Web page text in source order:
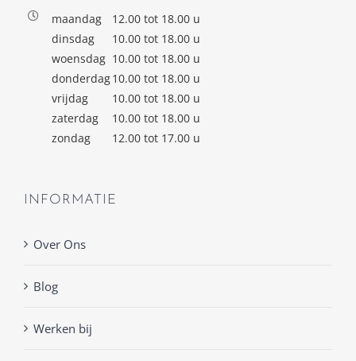
maandag
12.00 tot 18.00 u
dinsdag
10.00 tot 18.00 u
woensdag 10.00 tot 18.00 u
donderdag10.00 tot 18.00 u
vrijdag
10.00 tot 18.00 u
zaterdag
10.00 tot 18.00 u
zondag
12.00 tot 17.00 u
INFORMATIE
Over Ons
Blog
Werken bij